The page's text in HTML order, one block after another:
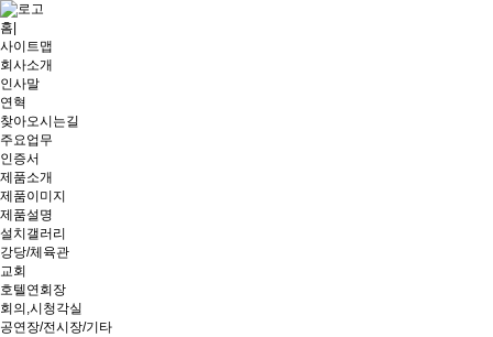
홈
사이트맵
회사소개
인사말
연혁
찾아오시는길
주요업무
인증서
제품소개
제품이미지
제품설명
설치갤러리
강당/체육관
교회
호텔연회장
회의,시청각실
공연장/전시장/기타